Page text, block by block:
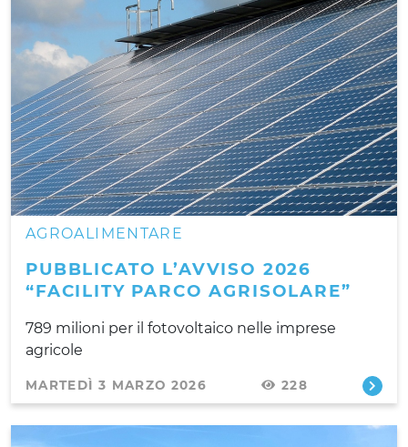
AGROALIMENTARE
PUBBLICATO L’AVVISO 2026
“FACILITY PARCO AGRISOLARE”
789 milioni per il fotovoltaico nelle imprese
agricole
MARTEDÌ 3 MARZO 2026 228